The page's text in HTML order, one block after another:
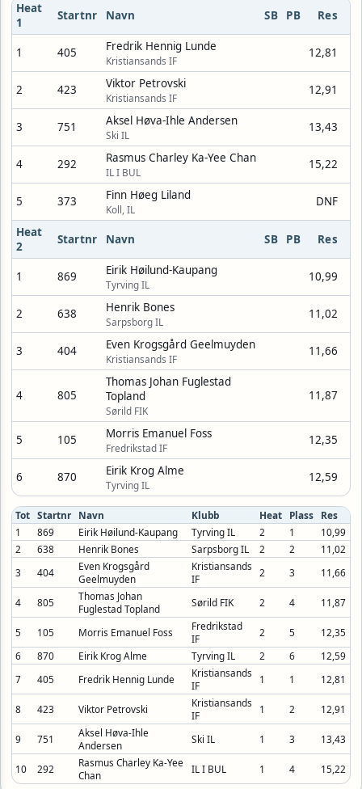
Heat
1
Startnr Navn SB PB Res
1 405 Fredrik Hennig Lunde
Kristiansands IF
12,81
2 423 Viktor Petrovski
Kristiansands IF
12,91
3 751 Aksel Høva-Ihle Andersen
Ski IL
13,43
4 292 Rasmus Charley Ka-Yee Chan
IL I BUL
15,22
5 373 Finn Høeg Liland
Koll, IL
DNF
Heat
2
Startnr Navn SB PB Res
1 869 Eirik Høilund-Kaupang
Tyrving IL
10,99
2 638 Henrik Bones
Sarpsborg IL
11,02
3 404 Even Krogsgård Geelmuyden
Kristiansands IF
11,66
4 805
Thomas Johan Fuglestad
Topland
Sørild FIK
11,87
5 105 Morris Emanuel Foss
Fredrikstad IF
12,35
6 870 Eirik Krog Alme
Tyrving IL
12,59
Tot Startnr Navn Klubb Heat Plass
Res
1
869 Eirik Høilund-Kaupang Tyrving IL 2 1
10,99
2
638 Henrik Bones Sarpsborg IL 2 2
11,02
3
404
Even Krogsgård
Geelmuyden
Kristiansands
IF
2 3 11,66
4 805
Thomas Johan
Fuglestad Topland
Sørild FIK 2 4 11,87
5 105 Morris Emanuel Foss
Fredrikstad
IF
2 5
12,35
6
870 Eirik Krog Alme Tyrving IL 2 6
12,59
7
405 Fredrik Hennig Lunde
Kristiansands
IF
1 1 12,81
8 423 Viktor Petrovski
Kristiansands
IF
1 2 12,91
9 751
Aksel Høva-Ihle
Andersen
Ski IL 1 3 13,43
10 292
Rasmus Charley Ka-Yee
Chan
IL I BUL 1 4 15,22